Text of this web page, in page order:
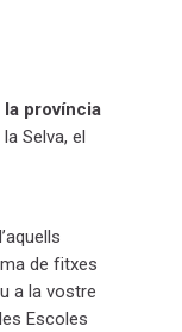
la província
Selva, el
de fitxes
a la vostre
Escoles